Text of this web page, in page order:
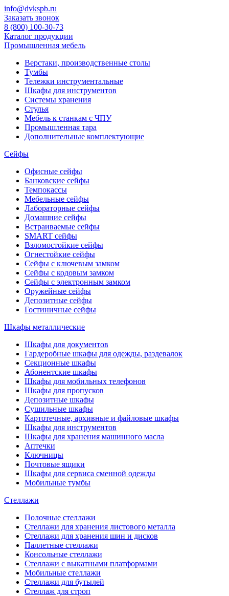
info@dvkspb.ru
Заказать звонок
8 (800) 100-30-73
Каталог продукции
Промышленная мебель
Верстаки, производственные столы
Тумбы
Тележки инструментальные
Шкафы для инструментов
Системы хранения
Стулья
Мебель к станкам с ЧПУ
Промышленная тара
Дополнительные комплектующие
Сейфы
Офисные сейфы
Банковские сейфы
Темпокассы
Мебельные сейфы
Лабораторные сейфы
Домашние сейфы
Встраиваемые сейфы
SMART сейфы
Взломостойкие сейфы
Огнестойкие сейфы
Сейфы с ключевым замком
Сейфы с кодовым замком
Сейфы с электронным замком
Оружейные сейфы
Депозитные сейфы
Гостиничные сейфы
Шкафы металлические
Шкафы для документов
Гардеробные шкафы для одежды, раздевалок
Секционные шкафы
Абонентские шкафы
Шкафы для мобильных телефонов
Шкафы для пропусков
Депозитные шкафы
Сушильные шкафы
Картотечные, архивные и файловые шкафы
Шкафы для инструментов
Шкафы для хранения машинного масла
Аптечки
Ключницы
Почтовые ящики
Шкафы для сервиса сменной одежды
Мобильные тумбы
Стеллажи
Полочные стеллажи
Стеллажи для хранения листового металла
Стеллажи для хранения шин и дисков
Паллетные стеллажи
Консольные стеллажи
Стеллажи с выкатными платформами
Мобильные стеллажи
Стеллажи для бутылей
Стеллаж для строп